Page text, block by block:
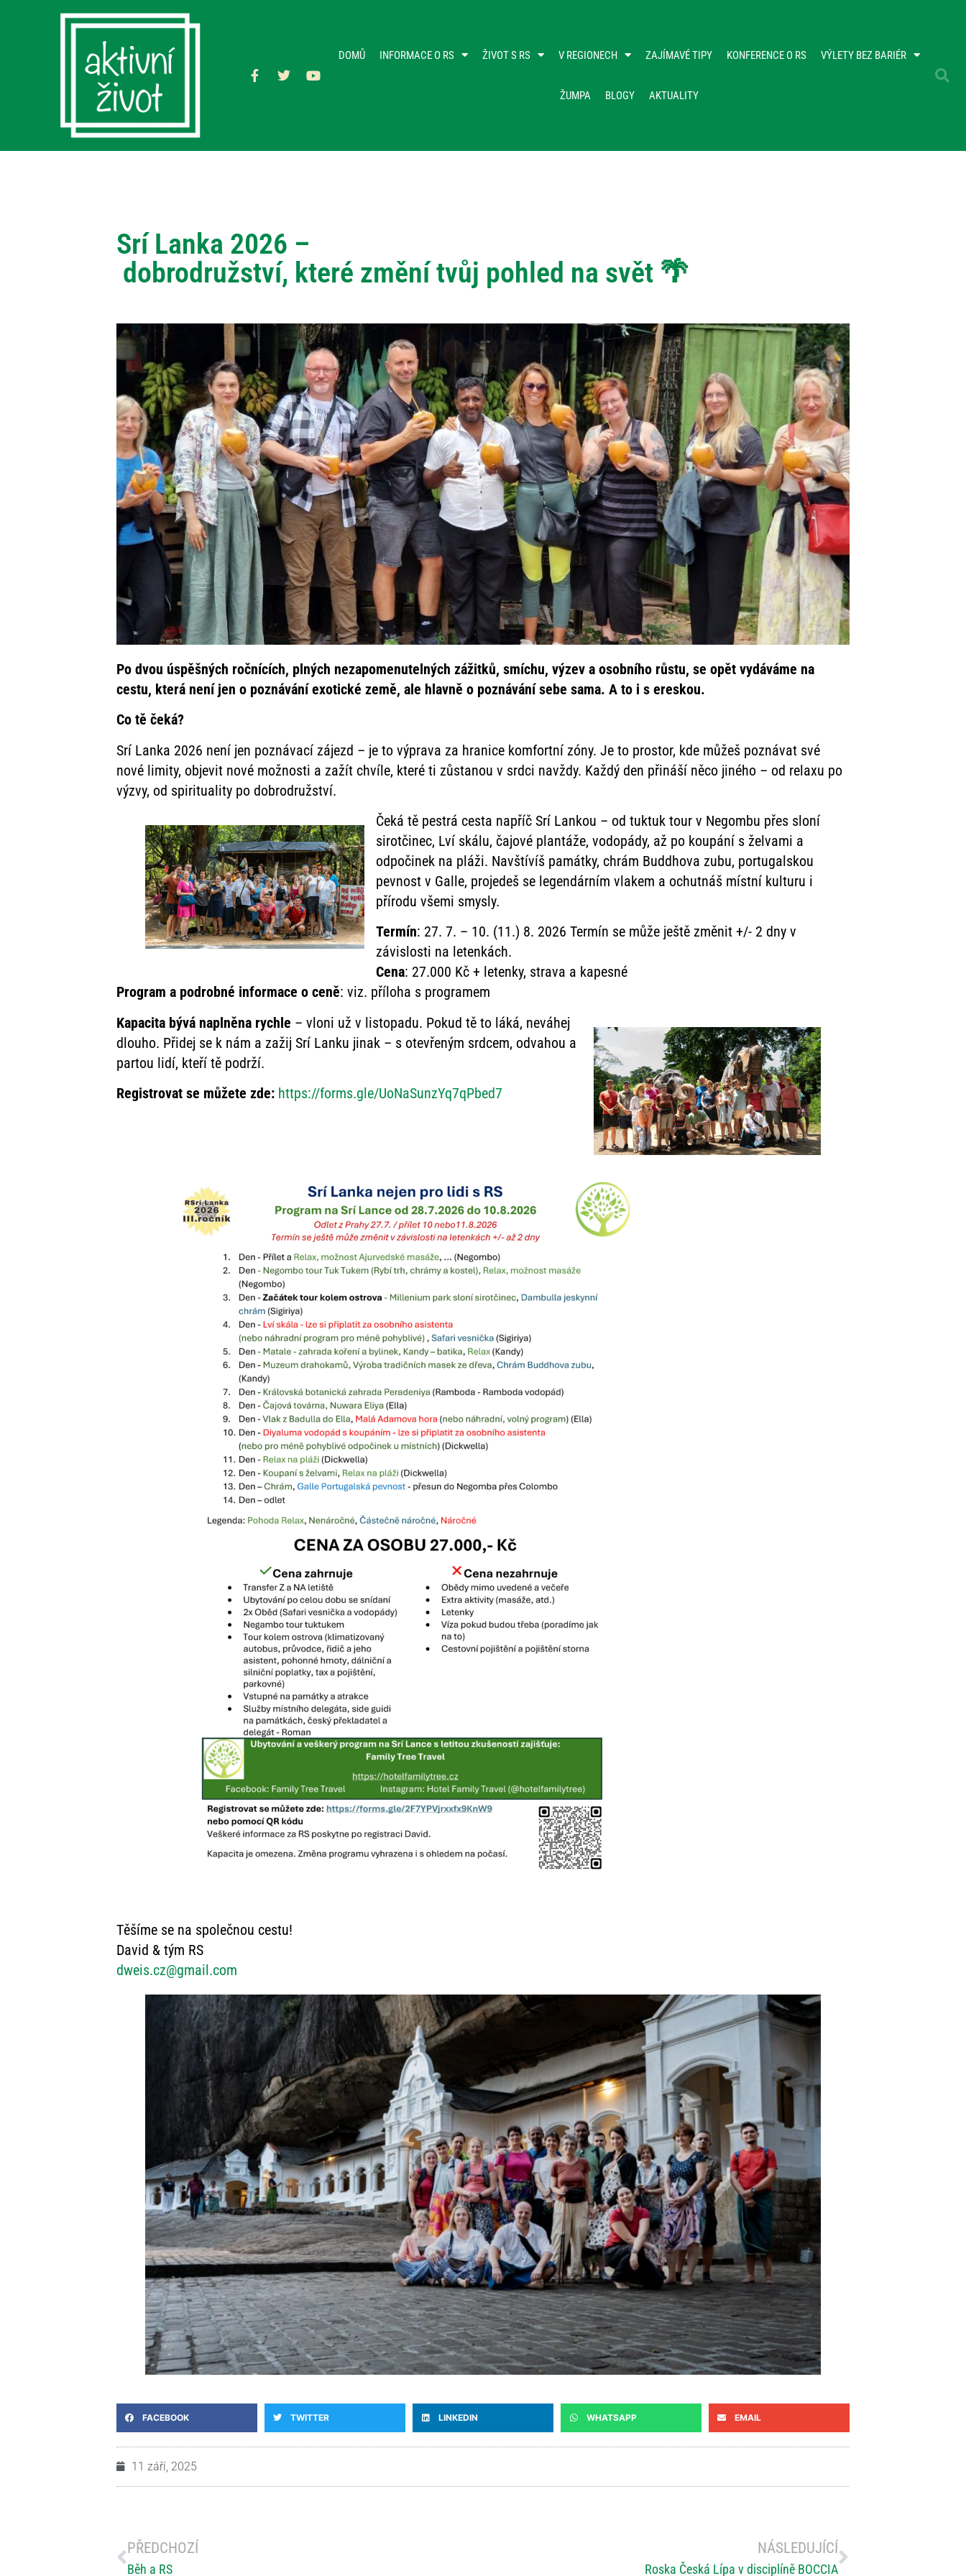
DOMŮ INFORMACE O RS ŽIVOT S RS V REGIONECH ZAJÍMAVÉ TIPY KONFERENCE O RS VÝLETY BEZ BARIÉR
ŽUMPA BLOGY AKTUALITY
Srí Lanka 2026 –
dobrodružství, které změní tvůj pohled na svět 🌴
Po dvou úspěšných ročnících, plných nezapomenutelných zážitků, smíchu, výzev a osobního růstu, se opět vydáváme na
cestu, která není jen o poznávání exotické země, ale hlavně o poznávání sebe sama. A to i s ereskou.
Co tě čeká?
Srí Lanka 2026 není jen poznávací zájezd – je to výprava za hranice komfortní zóny. Je to prostor, kde můžeš poznávat své
nové limity, objevit nové možnosti a zažít chvíle, které ti zůstanou v srdci navždy. Každý den přináší něco jiného – od relaxu po
výzvy, od spirituality po dobrodružství.
Čeká tě pestrá cesta napříč Srí Lankou – od tuktuk tour v Negombu přes sloní
sirotčinec, Lví skálu, čajové plantáže, vodopády, až po koupání s želvami a
odpočinek na pláži. Navštívíš památky, chrám Buddhova zubu, portugalskou
pevnost v Galle, projedeš se legendárním vlakem a ochutnáš místní kulturu i
přírodu všemi smysly.
Termín: 27. 7. – 10. (11.) 8. 2026 Termín se může ještě změnit +/- 2 dny v
závislosti na letenkách.
Cena: 27.000 Kč + letenky, strava a kapesné
Program a podrobné informace o ceně: viz. příloha s programem
Kapacita bývá naplněna rychle – vloni už v listopadu. Pokud tě to láká, neváhej
dlouho. Přidej se k nám a zažij Srí Lanku jinak – s otevřeným srdcem, odvahou a
partou lidí, kteří tě podrží.
Registrovat se můžete zde: https://forms.gle/UoNaSunzYq7qPbed7
Těšíme se na společnou cestu!
David & tým RS
dweis.cz@gmail.com
FACEBOOK TWITTER LINKEDIN WHATSAPP EMAIL
11 září, 2025
PŘEDCHOZÍ
Běh a RS
NÁSLEDUJÍCÍ
Roska Česká Lípa v disciplíně BOCCIA